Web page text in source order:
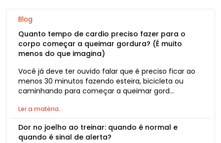
Blog
Quanto tempo de cardio preciso fazer para o
corpo começar a queimar gordura? (É muito
menos do que imagina)
Você já deve ter ouvido falar que é preciso ficar ao
menos 30 minutos fazendo esteira, bicicleta ou
caminhando para começar a queimar gord…
Ler a matéria...
Dor no joelho ao treinar: quando é normal e
quando é sinal de alerta?